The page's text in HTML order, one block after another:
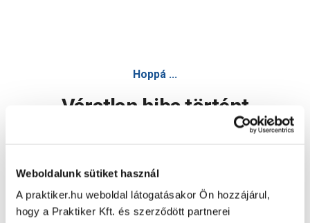
Weboldalunk sütiket használ
A praktiker.hu weboldal látogatásakor Ön hozzájárul,
hogy a Praktiker Kft. és szerződött partnerei
Hoppá ...
Váratlan hiba történt
Oldal újratöltése